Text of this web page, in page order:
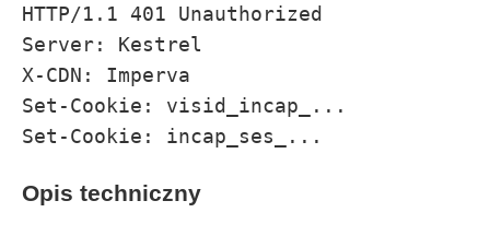
HTTP/1.1 401 Unauthorized
Server: Kestrel
X-CDN: Imperva
Set-Cookie: visid_incap_...
Opis techniczny